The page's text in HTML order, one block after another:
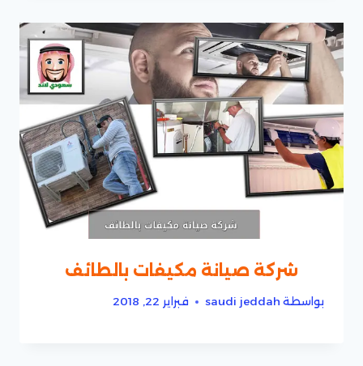
شركة صيانة مكيفات بالطائف
بواسطة saudi jeddah فبراير 22, 2018